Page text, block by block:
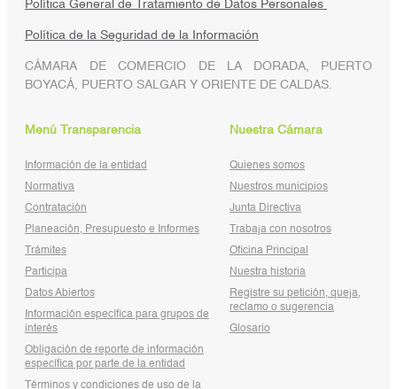
Política General de Tratamiento de Datos Personales
Política de la Seguridad de la Información
CÁMARA DE COMERCIO DE LA DORADA, PUERTO
BOYACÁ, PUERTO SALGAR Y ORIENTE DE CALDAS.
Menú Transparencia
Información de la entidad
Normativa
Contratación
Planeación, Presupuesto e Informes
Trámites
Participa
Datos Abiertos
Información específica para grupos de
interés
Obligación de reporte de información
específica por parte de la entidad
Términos y condiciones de uso de la
Nuestra Cámara
Quienes somos
Nuestros municipios
Junta Directiva
Trabaja con nosotros
Oficina Principal
Nuestra historia
Registre su petición, queja,
reclamo o sugerencia
Glosario